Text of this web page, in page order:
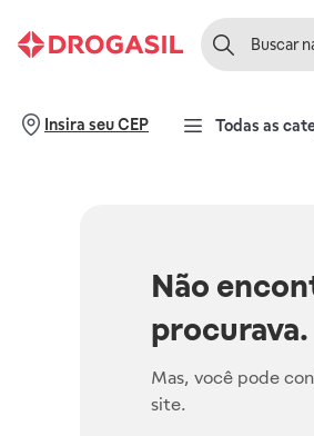
Insira seu CEP Todas as
Não
procurava.
Mas, você pode
site.